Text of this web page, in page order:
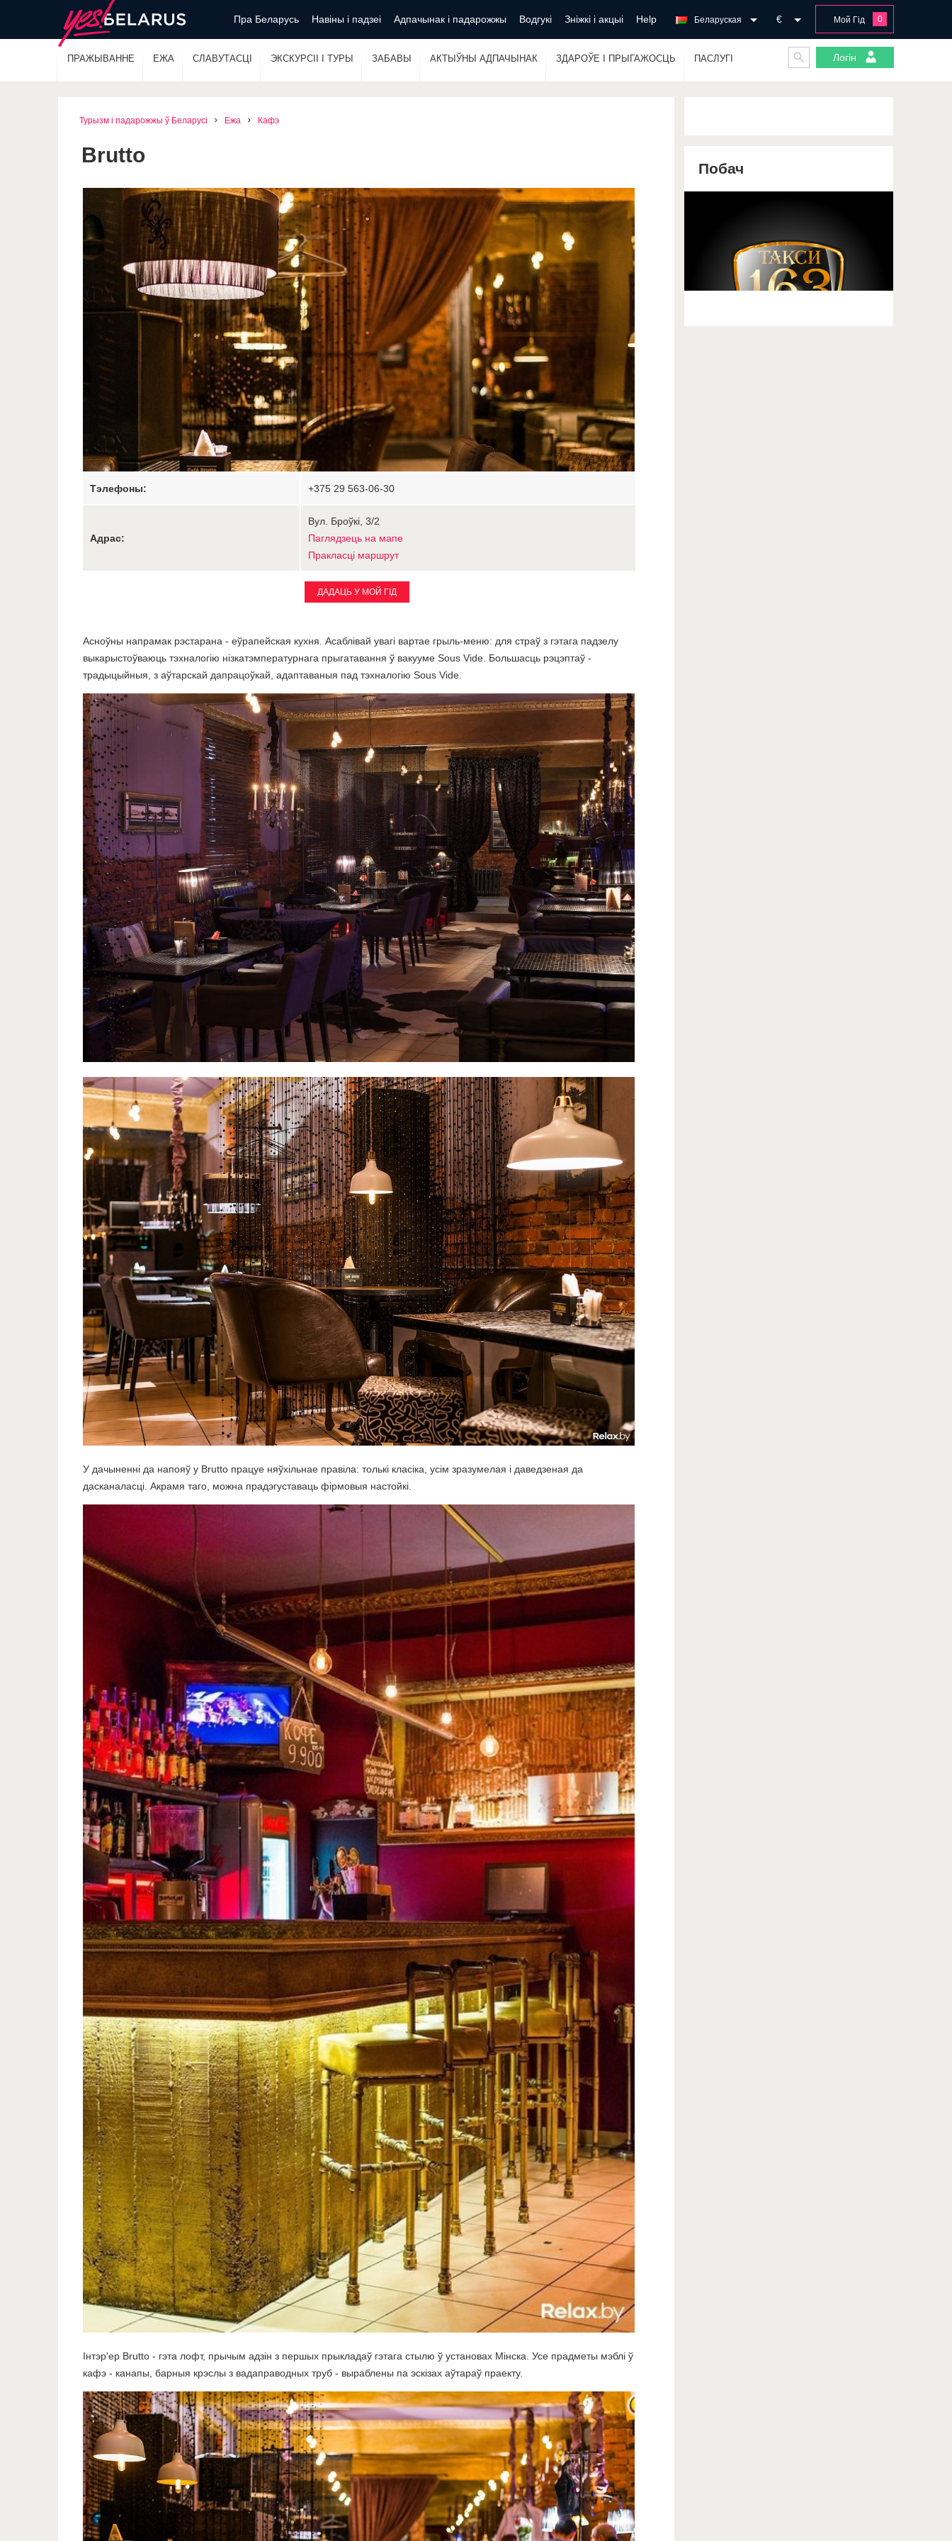
Пра Беларусь Навіны і падзеі Адпачынак і падарожжы Водгукі Зніжкі і акцыі Help Мой Гід 0
€
Беларуская
ПРАЖЫВАННЕ ЕЖА СЛАВУТАСЦІ ЭКСКУРСІІ І ТУРЫ ЗАБАВЫ АКТЫЎНЫ АДПАЧЫНАК ЗДАРОЎЕ І ПРЫГАЖОСЦЬ ПАСЛУГІ Логін
Турызм і падарожжы ў Беларусі Ежа Кафэ
Brutto
Тэлефоны: +375 29 563-06-30
Адрас:
Вул. Броўкі, 3/2
Паглядзець на мапе
Пракласці маршрут
ДАДАЦЬ У МОЙ ГІД
Асноўны напрамак рэстарана - еўрапейская кухня. Асаблівай увагі вартае грыль-меню: для страў з гэтага падзелу
выкарыстоўваюць тэхналогію нізкатэмпературнага прыгатавання ў вакууме Sous Vide. Большасць рэцэптаў -
традыцыйныя, з аўтарскай дапрацоўкай, адаптаваныя пад тэхналогію Sous Vide.
У дачыненні да напояў у Brutto працуе няўхільнае правіла: толькі класіка, усім зразумелая і даведзеная да
дасканаласці. Акрамя таго, можна прадэгуставаць фірмовыя настойкі.
Інтэр'ер Brutto - гэта лофт, прычым адзін з першых прыкладаў гэтага стылю ў установах Мінска. Усе прадметы мэблі ў
кафэ - канапы, барныя крэслы з вадаправодных труб - выраблены па эскізах аўтараў праекту.
Побач